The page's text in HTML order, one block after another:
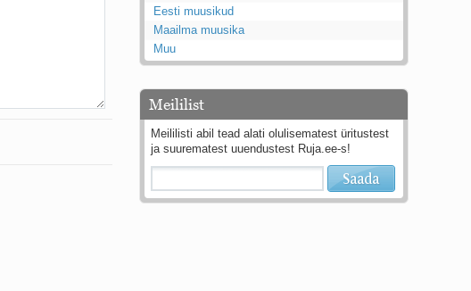
Eesti muusikud
Maailma muusika
Muu
Meililist
Meililisti abil tead alati olulisematest üritustest
ja suurematest uuendustest Ruja.ee-s!